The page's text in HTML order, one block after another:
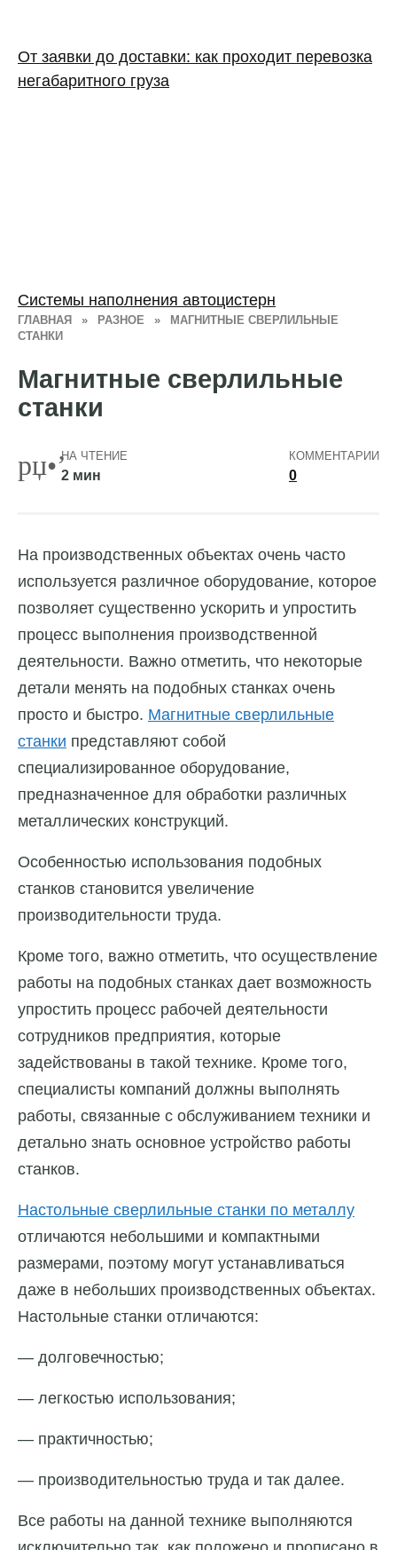
ГЛАВНАЯ » РАЗНОЕ »
МАГНИТНЫЕ СВЕРЛИЛЬНЫЕ
СТАНКИ
Магнитные сверлильные
станки
НА ЧТЕНИЕ
2 мин
КОММЕНТАРИИ
0
На производственных объектах очень часто
используется различное оборудование, которое
позволяет существенно ускорить и упростить
процесс выполнения производственной
деятельности. Важно отметить, что некоторые
детали менять на подобных станках очень
просто и быстро. Магнитные сверлильные
станки представляют собой
специализированное оборудование,
предназначенное для обработки различных
металлических конструкций.
Особенностью использования подобных
станков становится увеличение
производительности труда.
Кроме того, важно отметить, что осуществление
работы на подобных станках дает возможность
упростить процесс рабочей деятельности
сотрудников предприятия, которые
задействованы в такой технике. Кроме того,
специалисты компаний должны выполнять
работы, связанные с обслуживанием техники и
детально знать основное устройство работы
станков.
Настольные сверлильные станки по металлу
отличаются небольшими и компактными
размерами, поэтому могут устанавливаться
даже в небольших производственных объектах.
Настольные станки отличаются:
— долговечностью;
— легкостью использования;
— практичностью;
— производительностью труда и так далее.
Все работы на данной технике выполняются
От заявки до доставки: как проходит перевозка
негабаритного груза
Системы наполнения автоцистерн